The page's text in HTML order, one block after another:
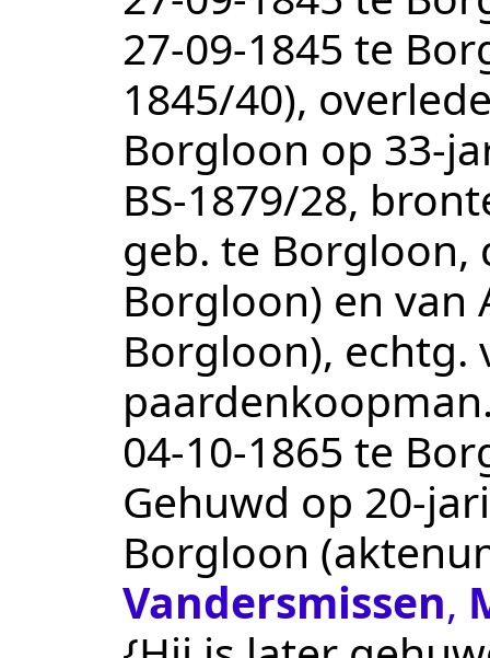
27‑09‑1845 te
1845/40),
Borgloon op 33-
BS-1879/28,
geb. te Borgloon,
Borgloon) en van
Borgloon), echtg.
04‑10‑1865 te
Gehuwd op 20-
Borgloon
Vandersmissen,